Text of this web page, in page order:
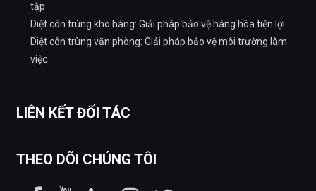
tập
Diệt côn trùng kho hàng: Giải pháp bảo vệ hàng hóa tiện lợi
Diệt côn trùng văn phòng: Giải pháp bảo vệ môi trường làm
việc
LIÊN KẾT ĐỐI TÁC
THEO DÕI CHÚNG TÔI